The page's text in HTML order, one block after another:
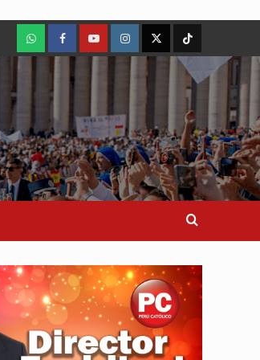
WhatsAppFacebookYoutubeInstagram
X TikTok